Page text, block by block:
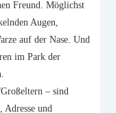
Freund. Möglichst
Augen,
auf der Nase. Und
im Park der
– sind
Adresse und